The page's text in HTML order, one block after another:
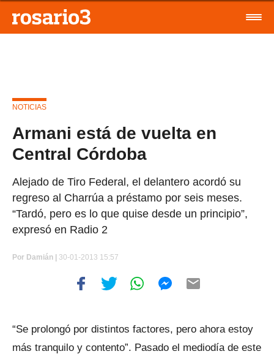
NOTICIAS
Armani está de vuelta en
Central Córdoba
Alejado de Tiro Federal, el delantero acordó su
regreso al Charrúa a préstamo por seis meses.
“Tardó, pero es lo que quise desde un principio”,
expresó en Radio 2
Por Damián | 30-01-2013 15:57
“Se prolongó por distintos factores, pero ahora estoy
más tranquilo y contento”. Pasado el mediodía de este